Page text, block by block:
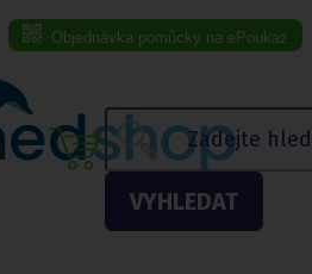
Objednávka pomůcky na ePoukaz
VYHLEDAT